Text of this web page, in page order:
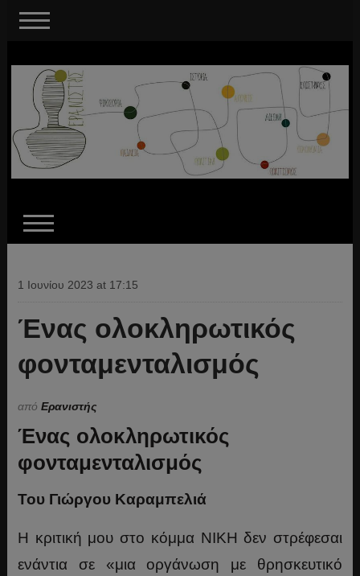
1 Ιουνίου 2023 at 17:15
Ένας ολοκληρωτικός
φονταμενταλισμός
από Ερανιστής
Ένας ολοκληρωτικός
φονταμενταλισμός
Του Γιώργου Καραμπελιά
Η κριτική μου στο κόμμα ΝΙΚΗ δεν στρέφεσαι
ενάντια σε «μια οργάνωση με θρησκευτικό